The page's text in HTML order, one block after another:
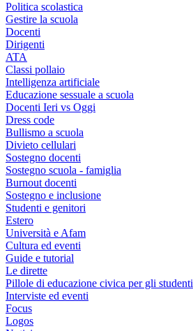
Politica scolastica
Gestire la scuola
Docenti
Dirigenti
ATA
Classi pollaio
Intelligenza artificiale
Educazione sessuale a scuola
Docenti Ieri vs Oggi
Dress code
Bullismo a scuola
Divieto cellulari
Sostegno docenti
Sostegno scuola - famiglia
Burnout docenti
Sostegno e inclusione
Studenti e genitori
Estero
Università e Afam
Cultura ed eventi
Guide e tutorial
Le dirette
Pillole di educazione civica per gli studenti
Interviste ed eventi
Focus
Logos